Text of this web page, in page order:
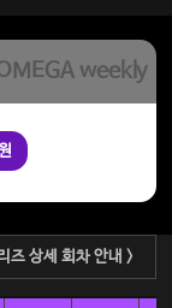
weekly
즈 상세 회차 안내 >